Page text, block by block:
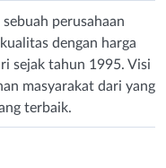
perusahaan
dengan harga
sejak tahun 1995. Visi
masyarakat dari yang
terbaik.